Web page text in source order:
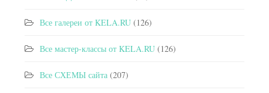
Все галереи от KELA.RU (126)
Все мастер-классы от KELA.RU (126)
Все СХЕМЫ сайта (207)